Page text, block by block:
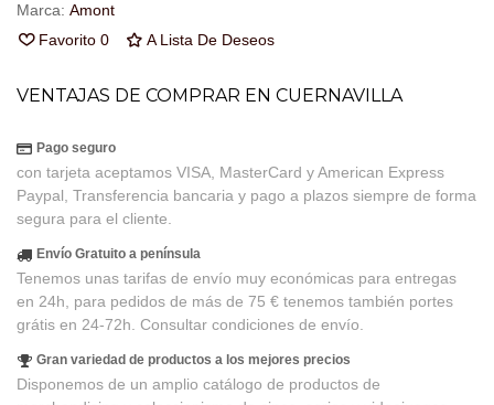
Marca: Amont
Favorito 0 A Lista De Deseos
VENTAJAS DE COMPRAR EN CUERNAVILLA
Pago seguro
con tarjeta aceptamos VISA, MasterCard y American Express
Paypal, Transferencia bancaria y pago a plazos siempre de forma
segura para el cliente.
Envío Gratuito a península
Tenemos unas tarifas de envío muy económicas para entregas
en 24h, para pedidos de más de 75 € tenemos también portes
grátis en 24-72h. Consultar condiciones de envío.
Gran variedad de productos a los mejores precios
Disponemos de un amplio catálogo de productos de